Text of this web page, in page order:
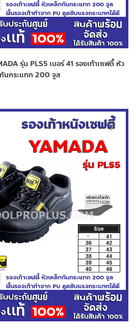
รุ่น PLS5 เบอร์ 41 รองเท้าเซฟตี้ หัว
นกระแทก 200 จูล